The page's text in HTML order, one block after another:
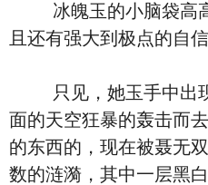
冰魄玉的小脑袋高高
且还有强大到极点的自信
只见，她玉手中出现
面的天空狂暴的轰击而
的东西的，现在被聂无
数的涟漪，其中一层黑